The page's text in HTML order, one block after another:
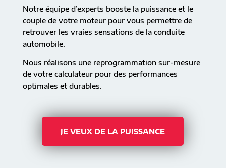
Notre équipe d’experts booste la puissance et le
couple de votre moteur pour vous permettre de
retrouver les vraies sensations de la conduite
automobile.
Nous réalisons une reprogrammation sur-mesure
de votre calculateur pour des performances
optimales et durables.
JE VEUX DE LA PUISSANCE